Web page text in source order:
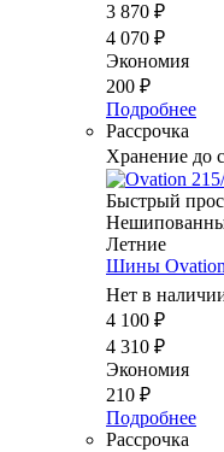
3 870 ₽
4 070 ₽
Экономия
200 ₽
Подробнее
Рассрочка
Хранение до
Быстрый
Летние
Шины Ovation
Нет в
4 100 ₽
4 310 ₽
Экономия
210 ₽
Подробнее
Рассрочка